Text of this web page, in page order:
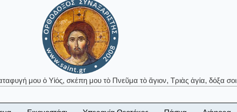
μου ὁ Υἱός, σκέπη μου τὸ Πνεῦμα τὸ ἅγιον, Τριὰς ἁγία, δόξα σοι